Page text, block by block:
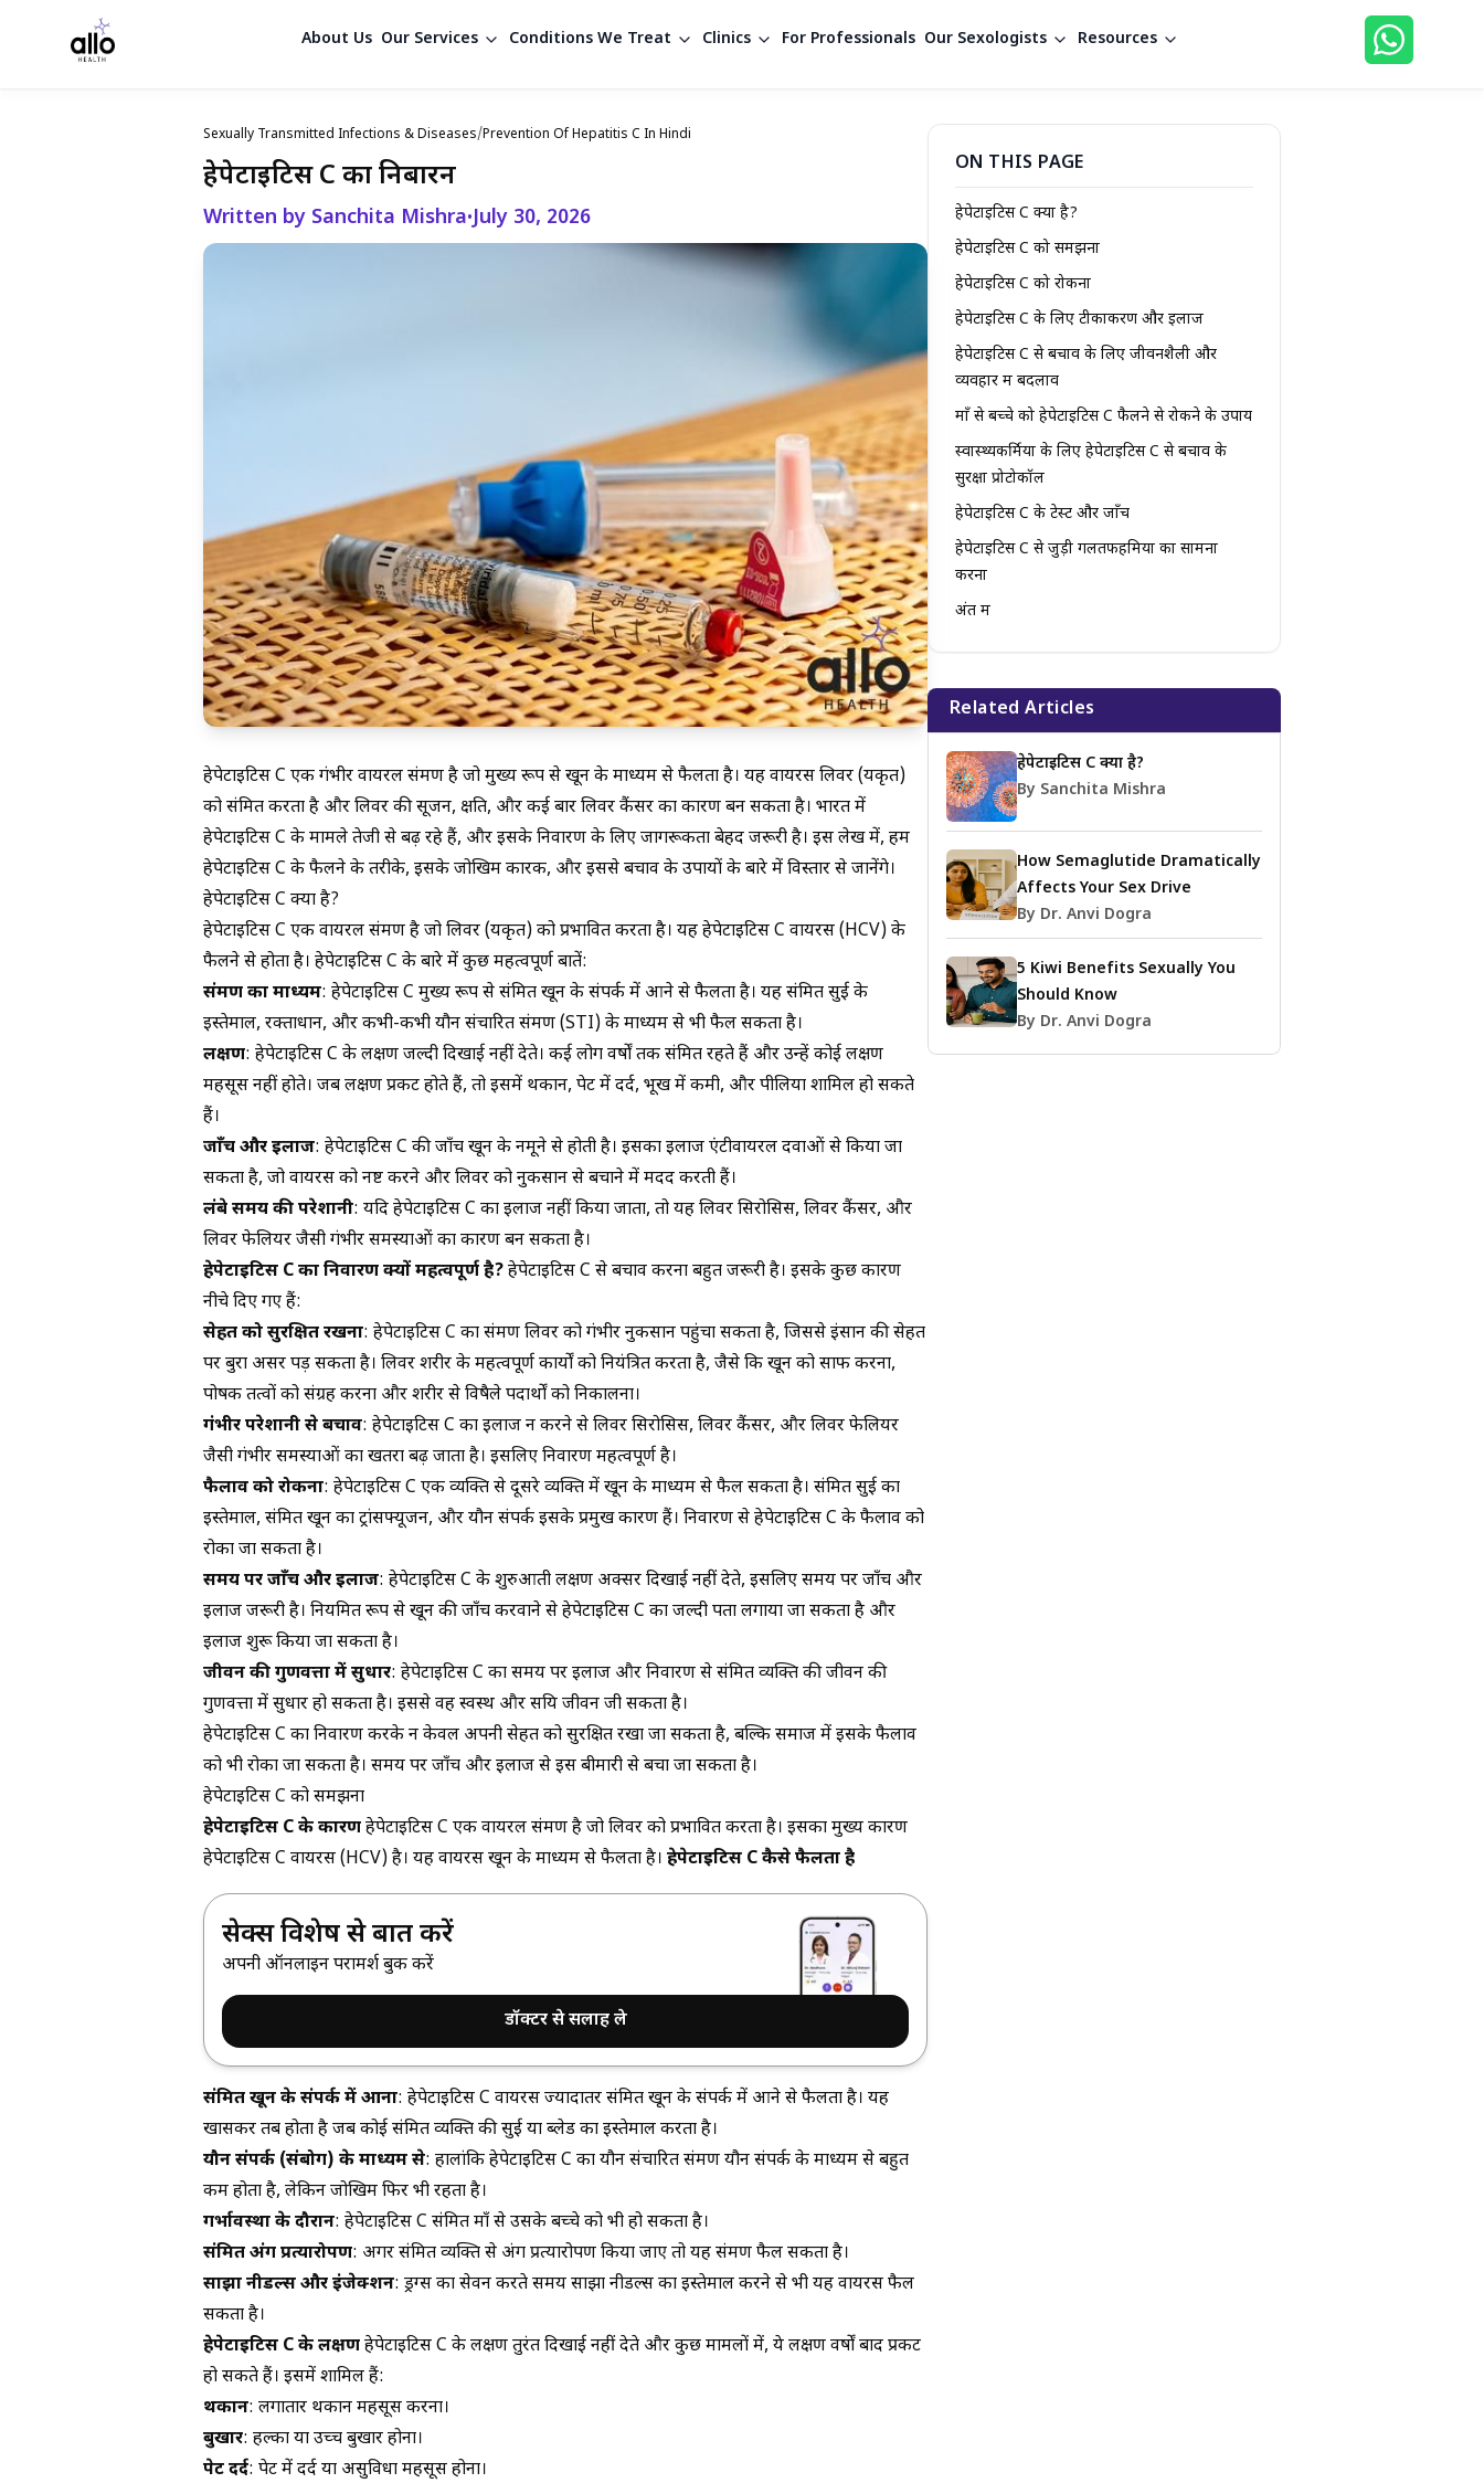
About Us Our Services Conditions We Treat Clinics For Professionals Our Sexologists Resources
Sexually Transmitted Infections & Diseases/Prevention Of Hepatitis C In Hindi
हेपेटाइटिस C का निबारन
Written by Sanchita Mishra•July 30, 2026
हेपेटाइटिस C एक गंभीर वायरल संक्रमण है जो मुख्य रूप से खून के माध्यम से फैलता है। यह वायरस लिवर (यकृत)
को संक्रमित करता है और लिवर की सूजन, क्षति, और कई बार लिवर कैंसर का कारण बन सकता है। भारत में
हेपेटाइटिस C के मामले तेजी से बढ़ रहे हैं, और इसके निवारण के लिए जागरूकता बेहद जरूरी है। इस लेख में, हम
हेपेटाइटिस C के फैलने के तरीके, इसके जोखिम कारक, और इससे बचाव के उपायों के बारे में विस्तार से जानेंगे।
हेपेटाइटिस C क्या है?
हेपेटाइटिस C एक वायरल संक्रमण है जो लिवर (यकृत) को प्रभावित करता है। यह हेपेटाइटिस C वायरस (HCV) के
फैलने से होता है। हेपेटाइटिस C के बारे में कुछ महत्वपूर्ण बातें:
संक्रमण का माध्यम: हेपेटाइटिस C मुख्य रूप से संक्रमित खून के संपर्क में आने से फैलता है। यह संक्रमित सुई के
इस्तेमाल, रक्ताधान, और कभी-कभी यौन संचारित संक्रमण (STI) के माध्यम से भी फैल सकता है।
लक्षण: हेपेटाइटिस C के लक्षण जल्दी दिखाई नहीं देते। कई लोग वर्षों तक संक्रमित रहते हैं और उन्हें कोई लक्षण
महसूस नहीं होते। जब लक्षण प्रकट होते हैं, तो इसमें थकान, पेट में दर्द, भूख में कमी, और पीलिया शामिल हो सकते
हैं।
जाँच और इलाज: हेपेटाइटिस C की जाँच खून के नमूने से होती है। इसका इलाज एंटीवायरल दवाओं से किया जा
सकता है, जो वायरस को नष्ट करने और लिवर को नुकसान से बचाने में मदद करती हैं।
लंबे समय की परेशानी: यदि हेपेटाइटिस C का इलाज नहीं किया जाता, तो यह लिवर सिरोसिस, लिवर कैंसर, और
लिवर फेलियर जैसी गंभीर समस्याओं का कारण बन सकता है।
हेपेटाइटिस C का निवारण क्यों महत्वपूर्ण है?हेपेटाइटिस C से बचाव करना बहुत जरूरी है। इसके कुछ कारण
नीचे दिए गए हैं:
सेहत को सुरक्षित रखना: हेपेटाइटिस C का संक्रमण लिवर को गंभीर नुकसान पहुंचा सकता है, जिससे इंसान की सेहत
पर बुरा असर पड़ सकता है। लिवर शरीर के महत्वपूर्ण कार्यों को नियंत्रित करता है, जैसे कि खून को साफ करना,
पोषक तत्वों को संग्रह करना और शरीर से विषैले पदार्थों को निकालना।
गंभीर परेशानी से बचाव: हेपेटाइटिस C का इलाज न करने से लिवर सिरोसिस, लिवर कैंसर, और लिवर फेलियर
जैसी गंभीर समस्याओं का खतरा बढ़ जाता है। इसलिए निवारण महत्वपूर्ण है।
फैलाव को रोकना: हेपेटाइटिस C एक व्यक्ति से दूसरे व्यक्ति में खून के माध्यम से फैल सकता है। संक्रमित सुई का
इस्तेमाल, संक्रमित खून का ट्रांसफ्यूजन, और यौन संपर्क इसके प्रमुख कारण हैं। निवारण से हेपेटाइटिस C के फैलाव को
रोका जा सकता है।
समय पर जाँच और इलाज: हेपेटाइटिस C के शुरुआती लक्षण अक्सर दिखाई नहीं देते, इसलिए समय पर जाँच और
इलाज जरूरी है। नियमित रूप से खून की जाँच करवाने से हेपेटाइटिस C का जल्दी पता लगाया जा सकता है और
इलाज शुरू किया जा सकता है।
जीवन की गुणवत्ता में सुधार: हेपेटाइटिस C का समय पर इलाज और निवारण से संक्रमित व्यक्ति की जीवन की
गुणवत्ता में सुधार हो सकता है। इससे वह स्वस्थ और सक्रिय जीवन जी सकता है।
हेपेटाइटिस C का निवारण करके न केवल अपनी सेहत को सुरक्षित रखा जा सकता है, बल्कि समाज में इसके फैलाव
को भी रोका जा सकता है। समय पर जाँच और इलाज से इस बीमारी से बचा जा सकता है।
हेपेटाइटिस C को समझना
हेपेटाइटिस C के कारणहेपेटाइटिस C एक वायरल संक्रमण है जो लिवर को प्रभावित करता है। इसका मुख्य कारण
हेपेटाइटिस C वायरस (HCV) है। यह वायरस खून के माध्यम से फैलता है। हेपेटाइटिस C कैसे फैलता है
सेक्स विशेषज्ञ से बात करें
अपनी ऑनलाइन परामर्श बुक करें
डॉक्टर से सलाह ले
संक्रमित खून के संपर्क में आना: हेपेटाइटिस C वायरस ज्यादातर संक्रमित खून के संपर्क में आने से फैलता है। यह
खासकर तब होता है जब कोई संक्रमित व्यक्ति की सुई या ब्लेड का इस्तेमाल करता है।
यौन संपर्क (संबोग) के माध्यम से: हालांकि हेपेटाइटिस C का यौन संचारित संक्रमण यौन संपर्क के माध्यम से बहुत
कम होता है, लेकिन जोखिम फिर भी रहता है।
गर्भावस्था के दौरान: हेपेटाइटिस C संक्रमित माँ से उसके बच्चे को भी हो सकता है।
संक्रमित अंग प्रत्यारोपण: अगर संक्रमित व्यक्ति से अंग प्रत्यारोपण किया जाए तो यह संक्रमण फैल सकता है।
साझा नीडल्स और इंजेक्शन: ड्रग्स का सेवन करते समय साझा नीडल्स का इस्तेमाल करने से भी यह वायरस फैल
सकता है।
हेपेटाइटिस C के लक्षणहेपेटाइटिस C के लक्षण तुरंत दिखाई नहीं देते और कुछ मामलों में, ये लक्षण वर्षों बाद प्रकट
हो सकते हैं। इसमें शामिल हैं:
थकान: लगातार थकान महसूस करना।
बुखार: हल्का या उच्च बुखार होना।
पेट दर्द: पेट में दर्द या असुविधा महसूस होना।
ON THIS PAGE
हेपेटाइटिस C क्या है?
हेपेटाइटिस C को समझना
हेपेटाइटिस C को रोकना
हेपेटाइटिस C के लिए टीकाकरण और इलाज
हेपेटाइटिस C से बचाव के लिए जीवनशैली और
व्यवहार में बदलाव
माँ से बच्चे को हेपेटाइटिस C फैलने से रोकने के उपाय
स्वास्थ्यकर्मियों के लिए हेपेटाइटिस C से बचाव के
सुरक्षा प्रोटोकॉल
हेपेटाइटिस C के टेस्ट और जाँच
हेपेटाइटिस C से जुड़ी गलतफहमियों का सामना
करना
अंत में
Related Articles
हेपेटाइटिस C क्या है?
By Sanchita Mishra
How Semaglutide Dramatically
Affects Your Sex Drive
By Dr. Anvi Dogra
5 Kiwi Benefits Sexually You
Should Know
By Dr. Anvi Dogra